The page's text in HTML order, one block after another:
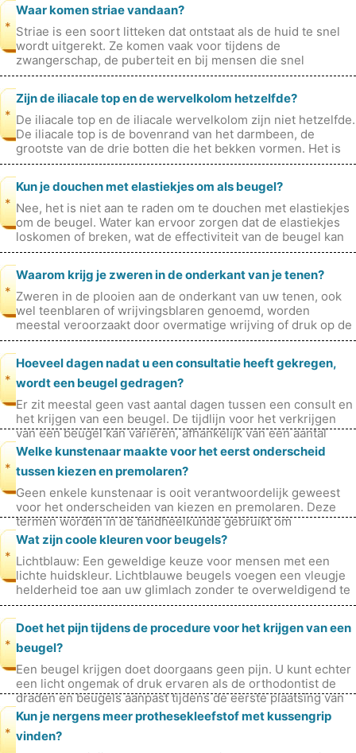
*
Waar komen striae vandaan?
Striae is een soort litteken dat ontstaat als de huid te snel
wordt uitgerekt. Ze komen vaak voor tijdens de
zwangerschap, de puberteit en bij mensen die snel
aankomen of afvallen. Striae ka
*
Zijn de iliacale top en de wervelkolom hetzelfde?
De iliacale top en de iliacale wervelkolom zijn niet hetzelfde.
De iliacale top is de bovenrand van het darmbeen, de
grootste van de drie botten die het bekken vormen. Het is
een gebogen r
*
Kun je douchen met elastiekjes om als beugel?
Nee, het is niet aan te raden om te douchen met elastiekjes
om de beugel. Water kan ervoor zorgen dat de elastiekjes
loskomen of breken, wat de effectiviteit van de beugel kan
aantasten en h
*
Waarom krijg je zweren in de onderkant van je tenen?
Zweren in de plooien aan de onderkant van uw tenen, ook
wel teenblaren of wrijvingsblaren genoemd, worden
meestal veroorzaakt door overmatige wrijving of druk op de
huid. Dit kan optreden al
*
Hoeveel dagen nadat u een consultatie heeft gekregen,
wordt een beugel gedragen?
Er zit meestal geen vast aantal dagen tussen een consult en
het krijgen van een beugel. De tijdlijn voor het verkrijgen
van een beugel kan variëren, afhankelijk van een aantal
factoren, waar
*
Welke kunstenaar maakte voor het eerst onderscheid
tussen kiezen en premolaren?
Geen enkele kunstenaar is ooit verantwoordelijk geweest
voor het onderscheiden van kiezen en premolaren. Deze
termen worden in de tandheelkunde gebruikt om
onderscheid te maken tussen specif
*
Wat zijn coole kleuren voor beugels?
Lichtblauw: Een geweldige keuze voor mensen met een
lichte huidskleur. Lichtblauwe beugels voegen een vleugje
helderheid toe aan uw glimlach zonder te overweldigend te
zijn. Kobaltblauw: Ee
*
Doet het pijn tijdens de procedure voor het krijgen van een
beugel?
Een beugel krijgen doet doorgaans geen pijn. U kunt echter
een licht ongemak of druk ervaren als de orthodontist de
draden en beugels aanpast tijdens de eerste plaatsing van
de beugel en de
*
Kun je nergens meer prothesekleefstof met kussengrip
vinden?